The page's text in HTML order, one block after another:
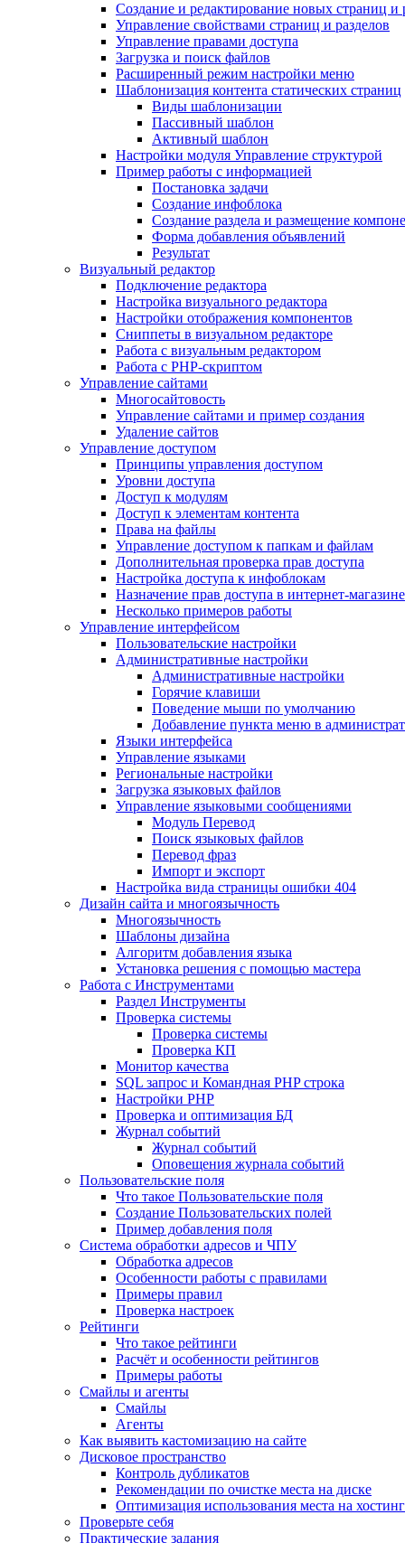
Создание и редактирование новых страниц и
Управление свойствами страниц и разделов
Управление правами доступа
Загрузка и поиск файлов
Расширенный режим настройки меню
Шаблонизация контента статических страниц
Виды шаблонизации
Пассивный шаблон
Активный шаблон
Настройки модуля Управление структурой
Пример работы с информацией
Постановка задачи
Создание инфоблока
Создание раздела и размещение
Форма добавления объявлений
Результат
Визуальный редактор
Подключение редактора
Настройка визуального редактора
Настройки отображения компонентов
Сниппеты в визуальном редакторе
Работа с визуальным редактором
Работа с PHP-скриптом
Управление сайтами
Многосайтовость
Управление сайтами и пример создания
Удаление сайтов
Управление доступом
Принципы управления доступом
Уровни доступа
Доступ к модулям
Доступ к элементам контента
Права на файлы
Управление доступом к папкам и файлам
Дополнительная проверка прав доступа
Настройка доступа к инфоблокам
Назначение прав доступа в интернет-магазине
Несколько примеров работы
Управление интерфейсом
Пользовательские настройки
Административные настройки
Административные настройки
Горячие клавиши
Поведение мыши по умолчанию
Добавление пункта меню в
Языки интерфейса
Управление языками
Региональные настройки
Загрузка языковых файлов
Управление языковыми сообщениями
Mодуль Перевод
Поиск языковых файлов
Перевод фраз
Импорт и экспорт
Настройка вида страницы ошибки 404
Дизайн сайта и многоязычность
Многоязычность
Шаблоны дизайна
Алгоритм добавления языка
Установка решения с помощью мастера
Работа с Инструментами
Раздел Инструменты
Проверка системы
Проверка системы
Проверка КП
Монитор качества
SQL запрос и Командная PHP строка
Настройки PHP
Проверка и оптимизация БД
Журнал событий
Журнал событий
Оповещения журнала событий
Пользовательские поля
Что такое Пользовательские поля
Создание Пользовательских полей
Пример добавления поля
Система обработки адресов и ЧПУ
Обработка адресов
Особенности работы с правилами
Примеры правил
Проверка настроек
Рейтинги
Что такое рейтинги
Расчёт и особенности рейтингов
Примеры работы
Смайлы и агенты
Смайлы
Агенты
Как выявить кастомизацию на сайте
Дисковое пространство
Контроль дубликатов
Рекомендации по очистке места на диске
Оптимизация использования места на
Проверьте себя
Практические задания